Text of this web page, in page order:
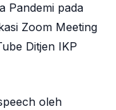
Pandemi pada
Zoom Meeting
Ditjen IKP
oleh